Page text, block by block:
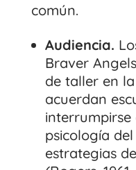
común.
Audiencia.
Braver
de taller en
acuerdan
interrumpirse
psicología
estrategias